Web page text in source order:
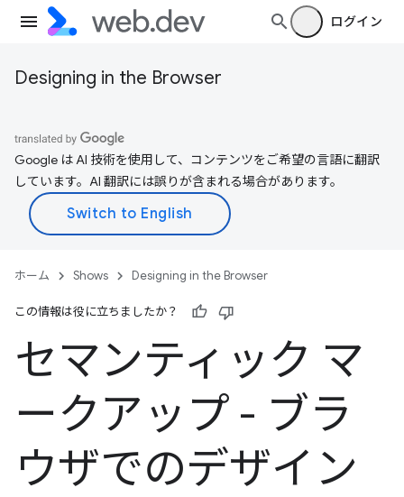
ログイン
Designing in the Browser
Google は AI 技術を使用して、コンテンツをご希望の言語に翻訳
しています。AI 翻訳には誤りが含まれる場合があります。
ホーム Shows Designing in the Browser
この情報は役に立ちましたか？
セマンティック マ
ークアップ - ブラ
ウザでのデザイン